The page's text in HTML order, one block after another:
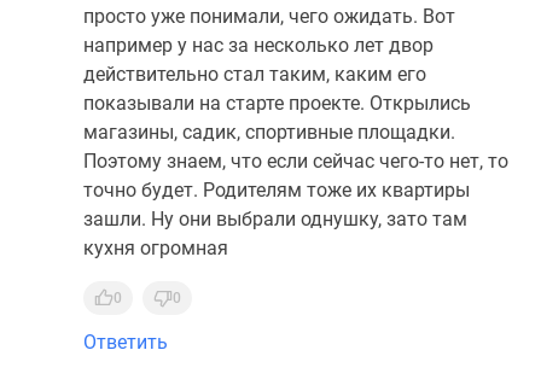
просто уже понимали, чего ожидать. Вот
например у нас за несколько лет двор
действительно стал таким, каким его
показывали на старте проекте. Открылись
магазины, садик, спортивные площадки.
Поэтому знаем, что если сейчас чего-то нет, то
точно будет. Родителям тоже их квартиры
зашли. Ну они выбрали однушку, зато там
кухня огромная
0 0
Ответить